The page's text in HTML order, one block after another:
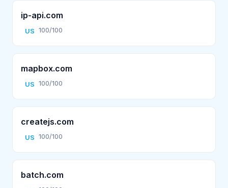
ip-api.com
US 100/100
mapbox.com
US 100/100
createjs.com
US 100/100
batch.com